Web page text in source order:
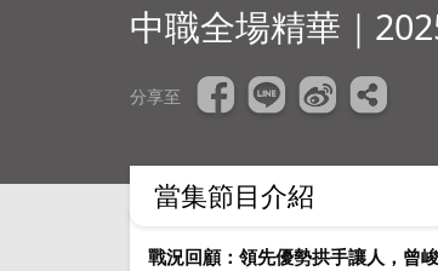
中職全場精華｜
分享至
當集節目介紹
戰況回顧： 領先優勢拱手讓人，曾